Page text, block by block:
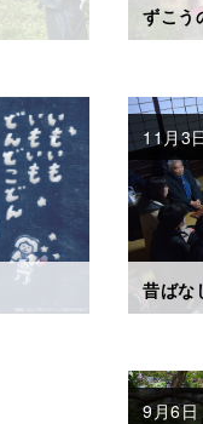
ずこう
昔ばな
11月3
9月6日